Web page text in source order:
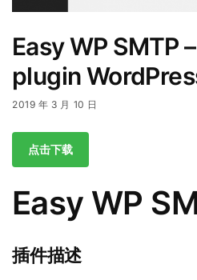
Easy WP SMTP
plugin
2019 年 3 月 10 日
点击下载
Easy WP
插件描述